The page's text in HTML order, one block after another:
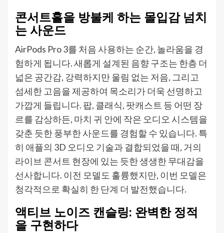
콘서트홀을 방불케 하는 몰입감 넘치
는 사운드
AirPods Pro 3를 처음 사용하는 순간, 놀라움을 경
험하게 됩니다. 새롭게 설계된 음향 구조는 한층 더
넓은 공간감, 강력하지만 울림 없는 저음, 그리고
섬세한 고음을 제공하여 목소리가 더욱 선명하고
가깝게 들립니다. 팝, 클래식, 팟캐스트 등 어떤 장
르를 감상하든, 마치 귀 안에 작은 오디오 시스템을
갖춘 듯한 풍부한 사운드를 경험할 수 있습니다. 특
히 애플의 3D 오디오 기술과 결합되었을 때, 거의
라이브 콘서트 현장에 있는 듯한 생생한 무대감을
선사합니다. 이전 모델도 훌륭했지만, 이번 모델은
청각적으로 확실히 한 단계 더 발전했습니다.
액티브 노이즈 캔슬링: 완벽한 정적
을 구현하다